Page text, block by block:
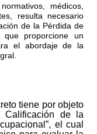
médicos,
resulta necesario
de la Pérdida de
que proporcione un
el abordaje de la
tiene por objeto
Calificación de la
el cual